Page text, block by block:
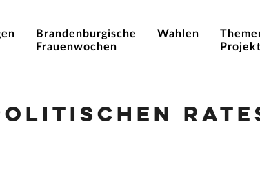
Brandenburgische
Frauenwochen
Wahlen